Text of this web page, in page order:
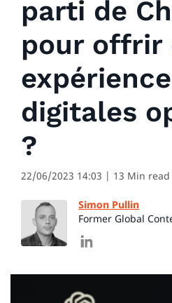
parti de
pour offrir
digitales
?
22/06/2023 14:03 | 13 Min read
Simon Pullin
Former Global